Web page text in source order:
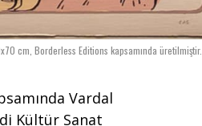
cm, Borderless Editions kapsamında üretilmiştir.
Vardal
Kültür Sanat